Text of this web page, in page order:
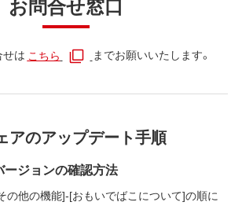
お問合せ窓口
は こちら までお願いいたします。
アのアップデート手順
ジョンの確認方法
の他の機能]-[おもいでばこについて]の順に